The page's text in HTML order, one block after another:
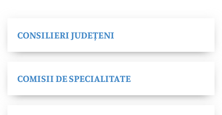
CONSILIERI JUDEȚENI
COMISII DE SPECIALITATE